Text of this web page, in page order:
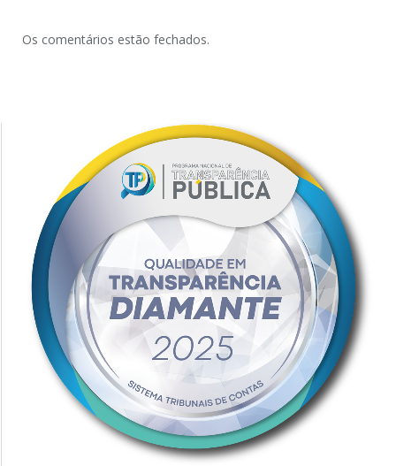
Os comentários estão fechados.